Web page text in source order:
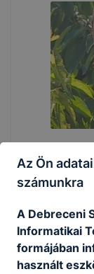
Az Ön
számunkra
A Debreceni
Informatikai
formájában
használt